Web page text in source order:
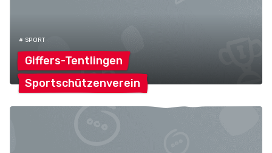
# SPORT
Giffers-Tentlingen
Sportschützenverein